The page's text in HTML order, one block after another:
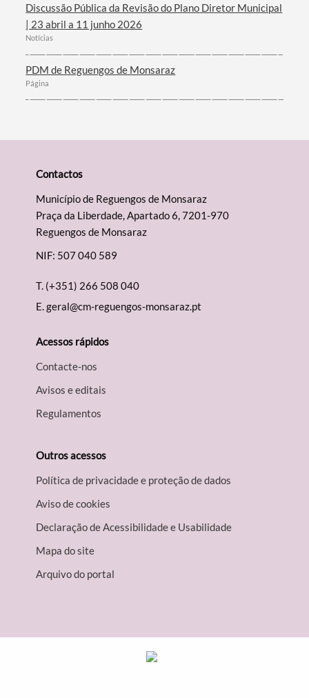
Discussão Pública da Revisão do Plano Diretor Municipal
| 23 abril a 11 junho 2026
Notícias
PDM de Reguengos de Monsaraz
Página
Contactos
Município de Reguengos de Monsaraz
Praça da Liberdade, Apartado 6, 7201-970
Reguengos de Monsaraz
NIF: 507 040 589
T. (+351) 266 508 040
E.geral@cm-reguengos-monsaraz.pt
Acessos rápidos
Contacte-nos
Avisos e editais
Regulamentos
Outros acessos
Política de privacidade e proteção de dados
Aviso de cookies
Declaração de Acessibilidade e Usabilidade
Mapa do site
Arquivo do portal